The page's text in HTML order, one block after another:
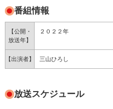
番組情報
【公開・
放送年】
２０２２年
【出演者】 三山ひろし
放送スケジュール